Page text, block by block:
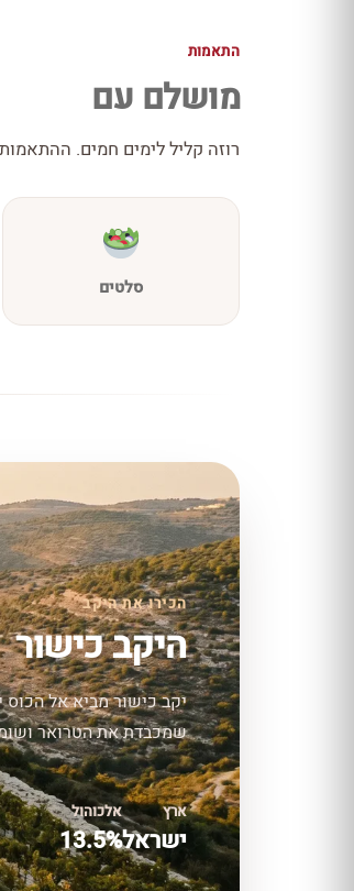
התאמות
מושלם עם
רוזה קליל לימים חמים.
סלטים
הכירו את היקב
היקב כישור
יקב כישור מביא אל הכוס
שמכבדת את הטרואר
ארץ
ישראל
אלכוהול
13.5%